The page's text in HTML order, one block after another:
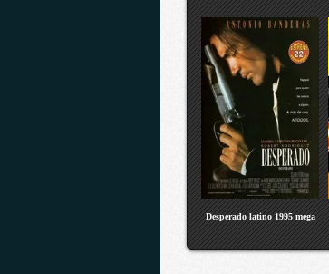
Desperado latino 1995 mega